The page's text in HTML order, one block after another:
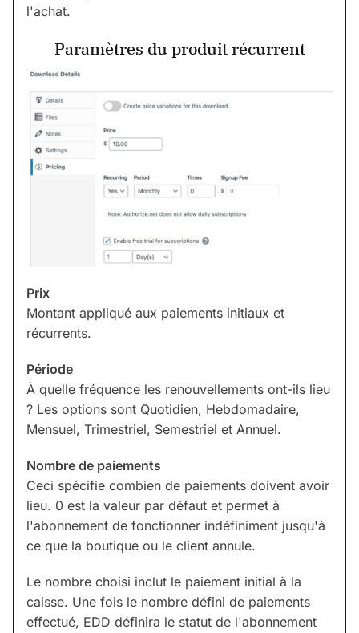
l'achat.
Paramètres du produit récurrent
Prix
Montant appliqué aux paiements initiaux et
récurrents.
Période
À quelle fréquence les renouvellements ont-ils lieu
? Les options sont Quotidien, Hebdomadaire,
Mensuel, Trimestriel, Semestriel et Annuel.
Nombre de paiements
Ceci spécifie combien de paiements doivent avoir
lieu. 0 est la valeur par défaut et permet à
l'abonnement de fonctionner indéfiniment jusqu'à
ce que la boutique ou le client annule.
Le nombre choisi inclut le paiement initial à la
caisse. Une fois le nombre défini de paiements
effectué, EDD définira le statut de l'abonnement